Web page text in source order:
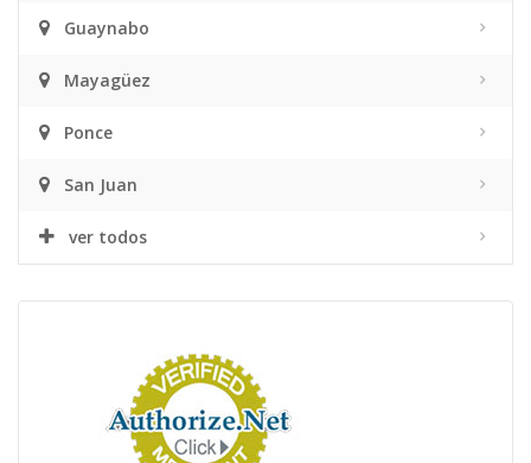
Guaynabo
Mayagüez
Ponce
San Juan
ver todos